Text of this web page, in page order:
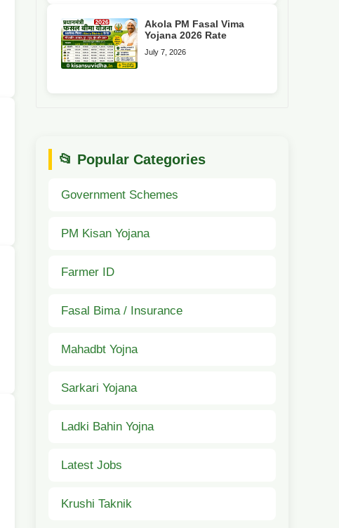
Akola PM Fasal Vima
Yojana 2026 Rate
July 7, 2026
📂 Popular Categories
Government Schemes
PM Kisan Yojana
Farmer ID
Fasal Bima / Insurance
Mahadbt Yojna
Sarkari Yojana
Ladki Bahin Yojna
Latest Jobs
Krushi Taknik